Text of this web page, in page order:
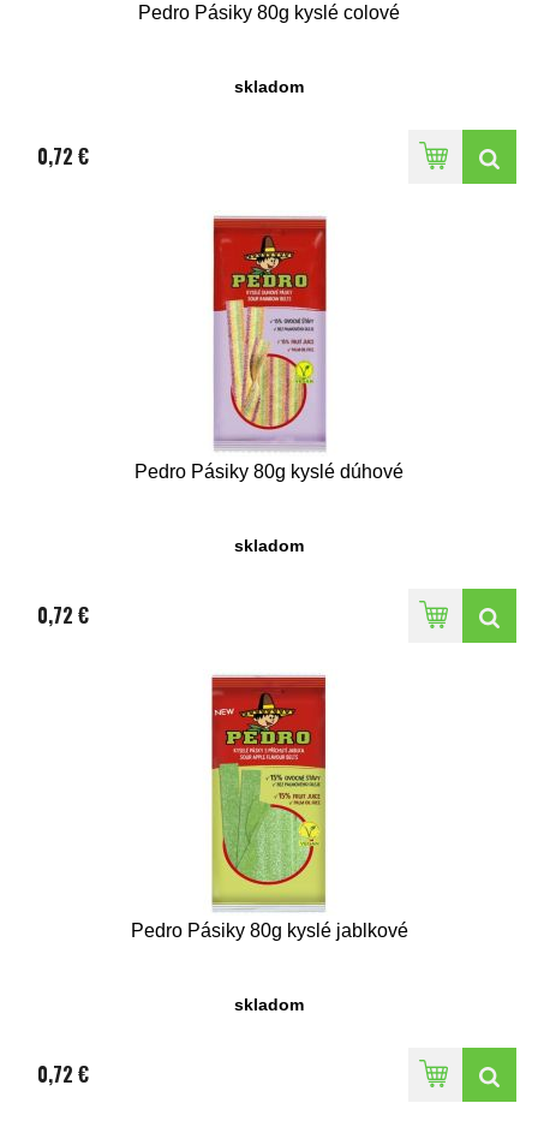
Pedro Pásiky 80g kyslé colové
skladom
0,72 €
Pedro Pásiky 80g kyslé dúhové
skladom
0,72 €
Pedro Pásiky 80g kyslé jablkové
skladom
0,72 €